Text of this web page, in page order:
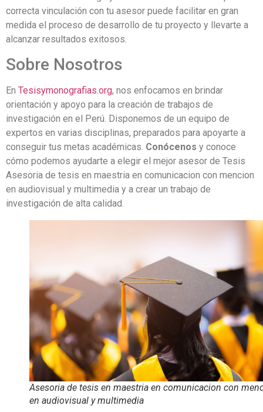
correcta vinculación con tu asesor puede facilitar en gran
medida el proceso de desarrollo de tu proyecto y llevarte a
alcanzar resultados exitosos.
Sobre Nosotros
En Tesisymonografias.org, nos enfocamos en brindar
orientación y apoyo para la creación de trabajos de
investigación en el Perú. Disponemos de un equipo de
expertos en varias disciplinas, preparados para apoyarte a
conseguir tus metas académicas. Conócenos y conoce
cómo podemos ayudarte a elegir el mejor asesor de Tesis
Asesoria de tesis en maestria en comunicacion con mencion
en audiovisual y multimedia y a crear un trabajo de
investigación de alta calidad.
Asesoria de tesis en maestria en comunicacion con
en audiovisual y multimedia